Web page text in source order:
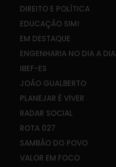
DIREITO E POLÍTICA
EDUCAÇÃO SIM!
EM DESTAQUE
ENGENHARIA NO DIA A DIA
IBEF-ES
JOÃO GUALBERTO
PLANEJAR É VIVER
RADAR SOCIAL
ROTA 027
SAMBÃO DO POVO
VALOR EM FOCO